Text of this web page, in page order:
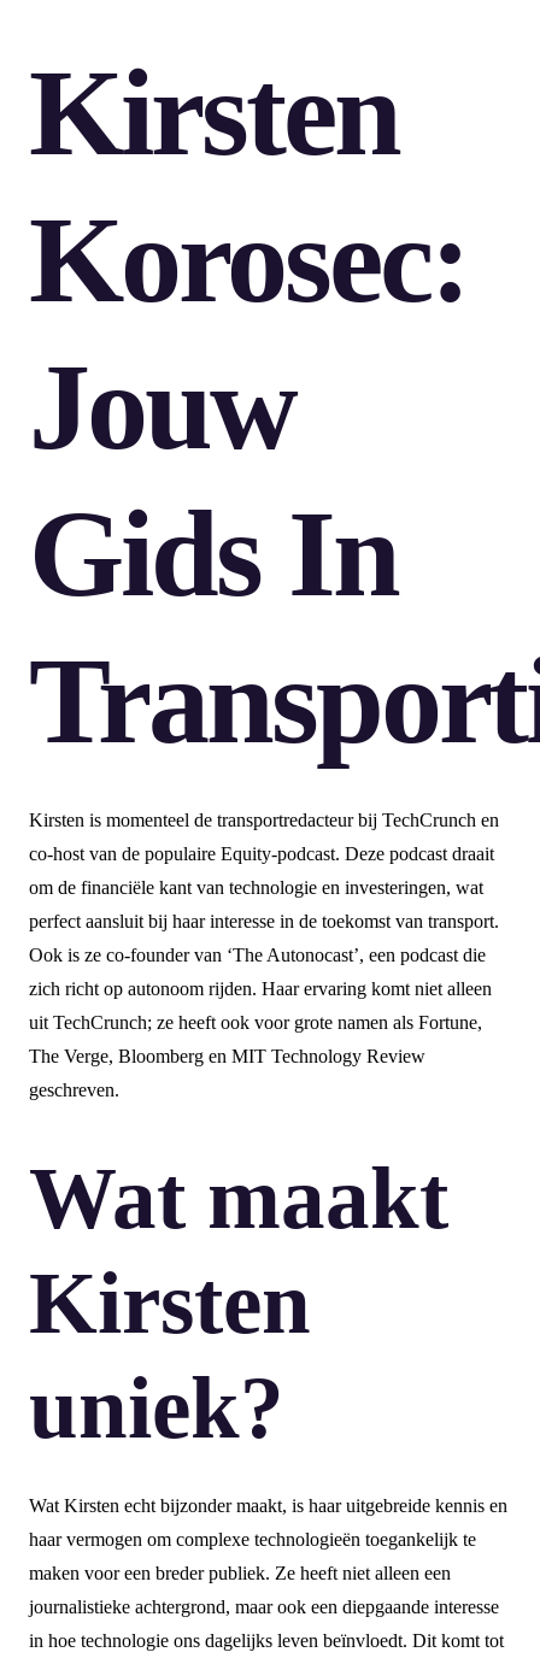
Kirsten
Korosec:
Jouw
Gids In
Kirsten is momenteel de transportredacteur bij TechCrunch en
co-host van de populaire Equity-podcast. Deze podcast draait
om de financiële kant van technologie en investeringen, wat
perfect aansluit bij haar interesse in de toekomst van transport.
Ook is ze co-founder van ‘The Autonocast’, een podcast die
zich richt op autonoom rijden. Haar ervaring komt niet alleen
uit TechCrunch; ze heeft ook voor grote namen als Fortune,
The Verge, Bloomberg en MIT Technology Review
geschreven.
Wat maakt
Kirsten
uniek?
Wat Kirsten echt bijzonder maakt, is haar uitgebreide kennis en
haar vermogen om complexe technologieën toegankelijk te
maken voor een breder publiek. Ze heeft niet alleen een
journalistieke achtergrond, maar ook een diepgaande interesse
in hoe technologie ons dagelijks leven beïnvloedt. Dit komt tot